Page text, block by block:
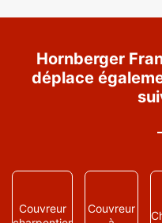
Hornberger
déplace
Couvreur
Couvreur